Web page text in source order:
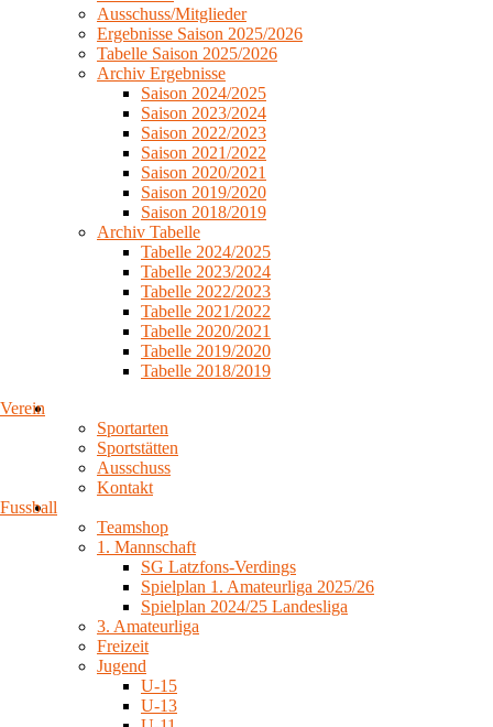
Ausschuss/Mitglieder
Ergebnisse Saison 2025/2026
Tabelle Saison 2025/2026
Archiv Ergebnisse
Saison 2024/2025
Saison 2023/2024
Saison 2022/2023
Saison 2021/2022
Saison 2020/2021
Saison 2019/2020
Saison 2018/2019
Archiv Tabelle
Tabelle 2024/2025
Tabelle 2023/2024
Tabelle 2022/2023
Tabelle 2021/2022
Tabelle 2020/2021
Tabelle 2019/2020
Tabelle 2018/2019
Verein
Sportarten
Sportstätten
Ausschuss
Kontakt
Fussball
Teamshop
1. Mannschaft
SG Latzfons-Verdings
Spielplan 1. Amateurliga 2025/26
Spielplan 2024/25 Landesliga
3. Amateurliga
Freizeit
Jugend
U-15
U-13